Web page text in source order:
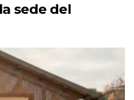
sede del